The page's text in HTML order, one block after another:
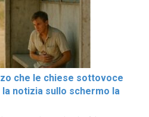
che le chiese sottovoce
la notizia sullo schermo la